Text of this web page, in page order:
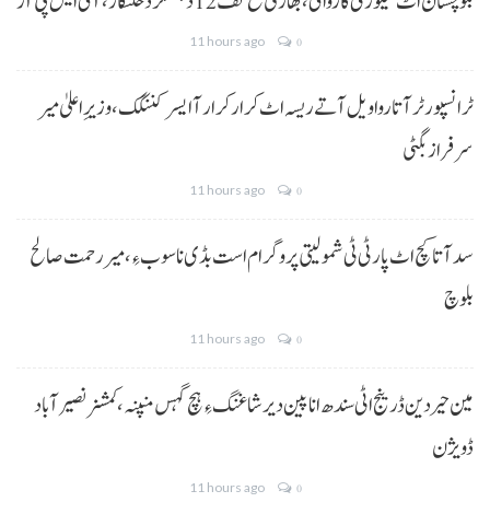
11 hours ago 0
ٹرانسپورٹر آتا روا ویل آتے ریسہ اٹ کرار کرار آ ایسر کننگک ،وزیرِ اعلیٰ میر
سرفراز بگٹی
11 hours ago 0
سد آتا کچ اٹ پارٹی ٹی شمولیتی پروگرام است بڈی نا سوب ءِ،میر رحمت صالح
بلوچ
11 hours ago 0
مین حیردین ڈرینج اٹی سندھ انا پین دیر شاغنگ ءِ ہچ گہس منپنہ،کمشنر نصیرآباد
ڈویژن
11 hours ago 0